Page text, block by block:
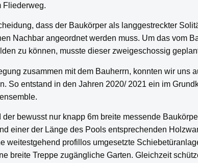
Fliederweg.
dass der Baukörper als langgestreckter
Nachbar angeordnet werden muss. Um das vom
zu können, musste dieser zweigeschossig
zusammen mit dem Bauherrn, konnten wir uns
So entstand in den Jahren 2020/ 2021 ein im
der bewusst nur knapp 6m breite messende
einer der Länge des Pools entsprechenden
weitestgehend profillos umgesetzte
breite Treppe zugängliche Garten. Gleichzeit